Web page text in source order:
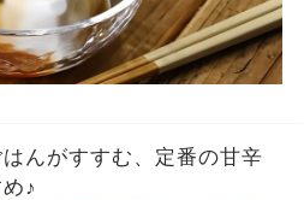
はんがすすむ、定番の甘辛
♪